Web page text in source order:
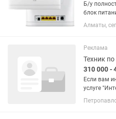
Б/у
блок питания Подходит для
оператора
Алматы,
Реклама
310 000 -
Если вам
услуге